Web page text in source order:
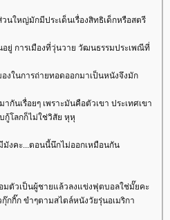
นใหญ่มักมีประเด็นเรื่องสิทธิเด็กหรือสตรี
ยู่ การเมืองที่วุ่นวาย วัฒนธรรมประเพณีที่
งในการถ่ายทอดออกมาเป็นหนังจึงมัก
นเรื่อยๆ เพราะมันคือตัวเขา ประเทศเขา
กู้โลกก็ไม่ใช่วิสัย หุหุ
งคะ...ตอนนี้นึกไม่ออกเหมือนกัน
มตัวเป็นผู้ชายแล้วลงแข่งฟุตบอลใช่มั๊ยคะ
กกิ๊ก ขำๆตามสไตล์หนังวัยรุ่นอเมริกา